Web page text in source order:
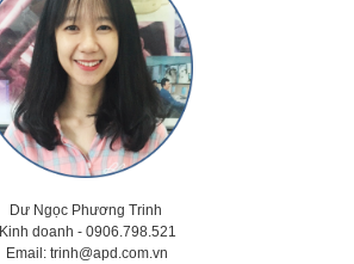
Dư Ngọc Phương Trinh
Kinh doanh - 0906.798.521
Email: trinh@apd.com.vn